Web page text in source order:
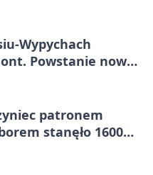
Wypychach
Powstanie nowa
patronem
stanęło 1600